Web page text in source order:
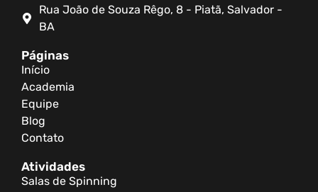
Rua João de Souza Rêgo, 8 - Piatã, Salvador -
BA
Páginas
Início
Academia
Equipe
Blog
Contato
Atividades
Salas de Spinning